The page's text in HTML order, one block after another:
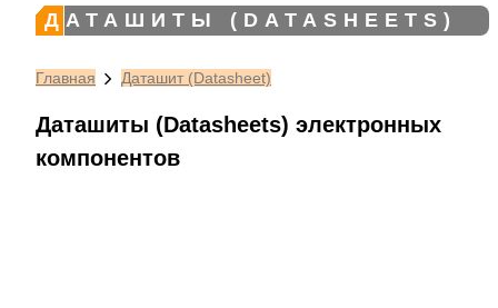
ДАТАШИТЫ (DATASHEETS)
Главная Даташит (Datasheet)
Даташиты (Datasheets) электронных
компонентов